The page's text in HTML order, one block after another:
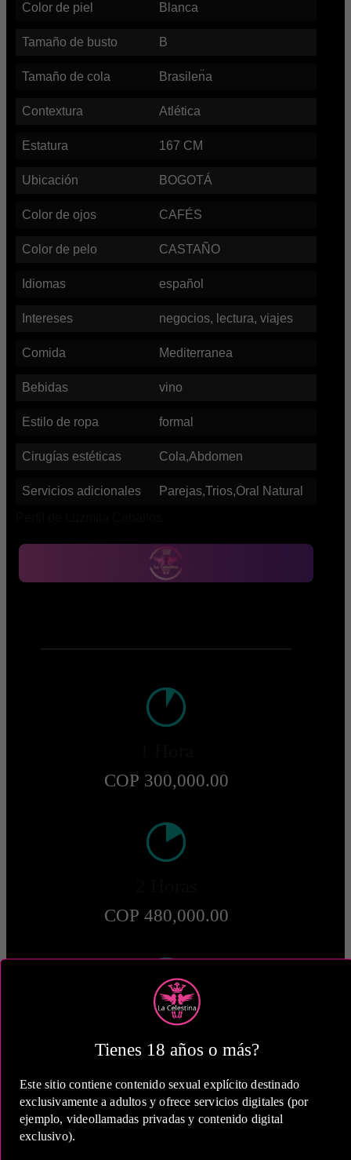
Tienes 18 años o más?
Este sitio contiene contenido sexual explícito destinado
exclusivamente a adultos y ofrece servicios digitales (por
ejemplo, videollamadas privadas y contenido digital
exclusivo).
Color de piel Blanca
Tamaño de busto B
Tamaño de cola Brasilen̈a
Contextura Atlética
Estatura 167 CM
Ubicación BOGOTÁ
Color de ojos CAFÉS
Color de pelo CASTAÑO
Idiomas español
Intereses negocios, lectura, viajes
Comida Mediterranea
Bebidas vino
Estilo de ropa formal
Cirugías estéticas Cola,Abdomen
Servicios adicionales Parejas,Trios,Oral Natural
COP 300,000.00
COP 480,000.00
5 Horas
COP 800,000.00
Estas tarifas incluyen transporte y preservativos
Medio de Pago: